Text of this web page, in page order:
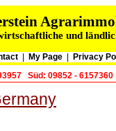
und
My Page
Privacy
Süd: 09852 - 6157360